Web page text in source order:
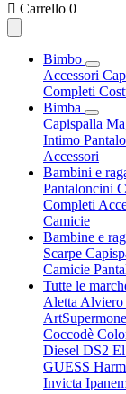
 Carrello 0
Bimbo
Accessori
Completi
Bimba
Capispalla
Intimo
Accessori
Bambini e
Pantaloncini
Completi
Camicie
Bambine e
Scarpe
Camicie
Tutte le
Aletta Alviero
Coccodè
Diesel DS2
GUESS
Invicta